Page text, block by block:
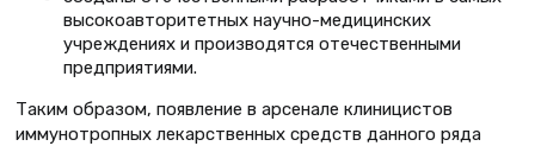
высокоавторитетных научно-медицинских
учреждениях и производятся отечественными
предприятиями.
Таким образом, появление в арсенале клиницистов
иммунотропных лекарственных средств данного ряда